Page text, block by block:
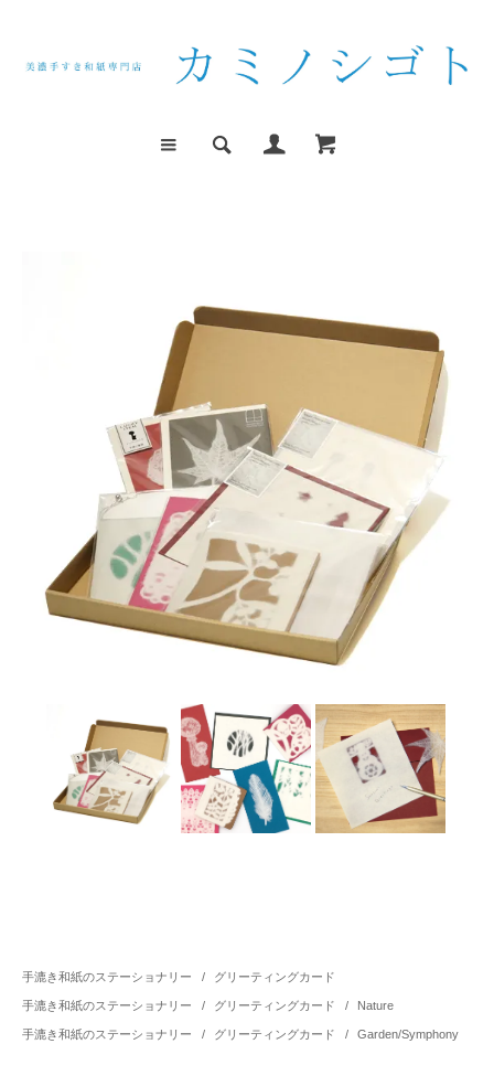
手漉き和紙のステーショナリー / グリーティングカード
手漉き和紙のステーショナリー / グリーティングカード / Nature
手漉き和紙のステーショナリー / グリーティングカード / Garden/Symphony